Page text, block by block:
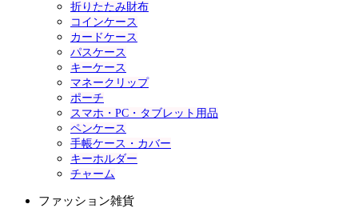
折りたたみ財布
コインケース
カードケース
パスケース
キーケース
マネークリップ
ポーチ
スマホ・PC・タブレット用品
ペンケース
手帳ケース・カバー
キーホルダー
チャーム
ファッション雑貨